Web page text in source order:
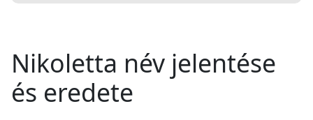
Nikoletta név jelentése
és eredete